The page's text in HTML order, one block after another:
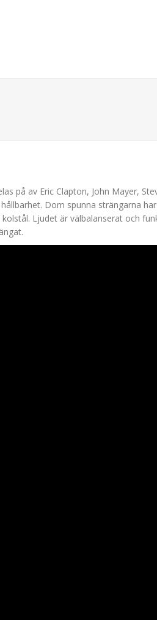
på av Eric Clapton, John Mayer,
Dom spunna strängarna
Ljudet är välbalanserat och